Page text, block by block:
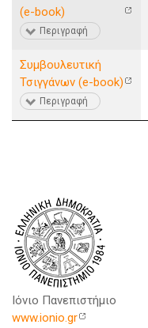
(e-book)
Περιγραφή
Συμβουλευτική
Τσιγγάνων (e-book)
Περιγραφή
Ιόνιο Πανεπιστήμιο
www.ionio.gr